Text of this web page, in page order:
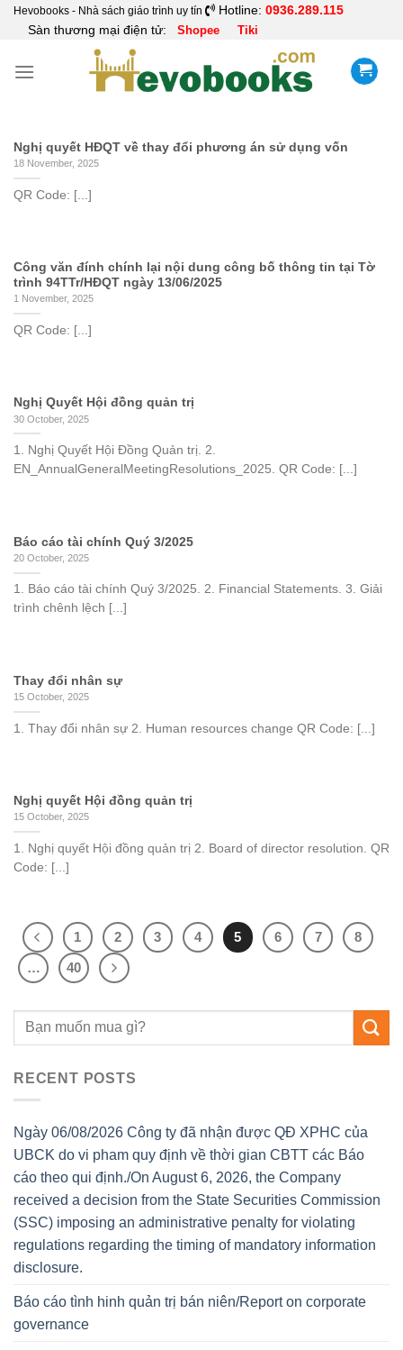
SkipHevobooks - Nhà sách giáo trình uy tín Hotline: 0936.289.115
Sàn thương mại điện tử: Shopee Tiki
Nghị quyết HĐQT về thay đổi phương án sử dụng vốn
18 November, 2025
QR Code: [...]
Công văn đính chính lại nội dung công bố thông tin tại Tờ
trình 94TTr/HĐQT ngày 13/06/2025
1 November, 2025
QR Code: [...]
Nghị Quyết Hội đồng quản trị
30 October, 2025
1. Nghị Quyết Hội Đồng Quản trị. 2.
EN_AnnualGeneralMeetingResolutions_2025. QR Code: [...]
Báo cáo tài chính Quý 3/2025
20 October, 2025
1. Báo cáo tài chính Quý 3/2025. 2. Financial Statements. 3. Giải
trình chênh lệch [...]
Thay đổi nhân sự
15 October, 2025
1. Thay đổi nhân sự 2. Human resources change QR Code: [...]
Nghị quyết Hội đồng quản trị
15 October, 2025
1. Nghị quyết Hội đồng quản trị 2. Board of director resolution. QR
Code: [...]
1 2 3 4 5 6 7
8
…
40
RECENT POSTS
Ngày 06/08/2026 Công ty đã nhận được QĐ XPHC của
UBCK do vi pham quy định về thời gian CBTT các Báo
cáo theo qui định./On August 6, 2026, the Company
received a decision from the State Securities Commission
(SSC) imposing an administrative penalty for violating
regulations regarding the timing of mandatory information
disclosure.
Báo cáo tình hinh quản trị bán niên/Report on corporate
governance